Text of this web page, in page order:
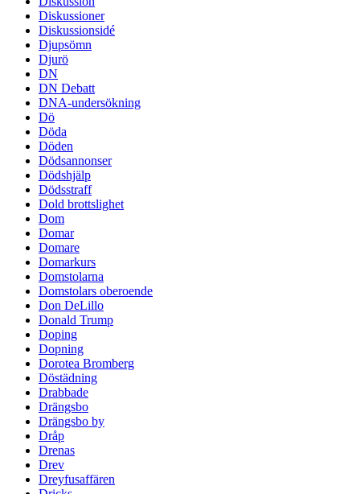
Diskussioner
Diskussionsidé
Djupsömn
Djurö
DN
DN Debatt
DNA-undersökning
Dö
Döda
Döden
Dödsannonser
Dödshjälp
Dödsstraff
Dold brottslighet
Dom
Domar
Domare
Domarkurs
Domstolarna
Domstolars oberoende
Don DeLillo
Donald Trump
Doping
Dopning
Dorotea Bromberg
Döstädning
Drabbade
Drängsbo
Drängsbo by
Dråp
Drenas
Drev
Dreyfusaffären